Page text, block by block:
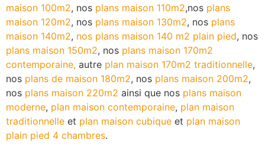
maison 100m2, nos plans maison 110m2,nos plans
maison 120m2, nos plans maison 130m2, nos plans
maison 140m2, nos plans maison 140 m2 plain pied, nos
plans maison 150m2, nos plans maison 170m2
contemporaine, autre plan maison 170m2 traditionnelle,
nos plans de maison 180m2, nos plans maison 200m2,
nos plans maison 220m2 ainsi que nos plans maison
moderne, plan maison contemporaine, plan maison
traditionnelle et plan maison cubique et plan maison
plain pied 4 chambres.